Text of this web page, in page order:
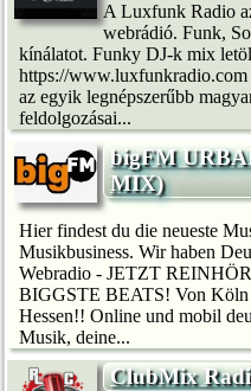
A Luxfunk Radio
webrádió. Funk,
kínálatot. Funky DJ-k mix
https://
az egyik legnépszerűbb
feldolgozásai...
bigFM
MIX)
Hier findest du die neueste
Musikbusiness. Wir haben
Webradio - JETZT
BIGGSTE BEATS! Von Köln
Hessen!! Online und mobil
Musik, deine...
ClubMix